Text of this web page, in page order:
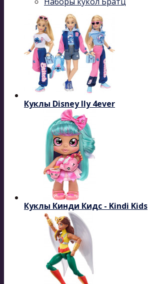
Куклы Disney Ily 4ever
Куклы Кинди Кидс - Kindi Kids